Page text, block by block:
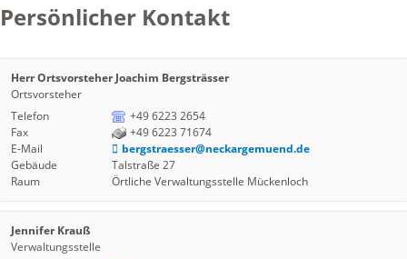
Persönlicher Kontakt
HerrOrtsvorsteher Joachim Bergsträsser
Ortsvorsteher
Telefon
+49 6223 2654
Fax
+49 6223 71674
E-Mail
bergstraesser@neckargemuend.de
Gebäude
Talstraße 27
Raum
Örtliche Verwaltungsstelle Mückenloch
JenniferKrauß
Verwaltungsstelle